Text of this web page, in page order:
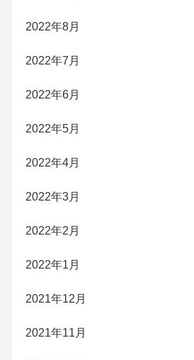
2022年8月
2022年7月
2022年6月
2022年5月
2022年4月
2022年3月
2022年2月
2022年1月
2021年12月
2021年11月